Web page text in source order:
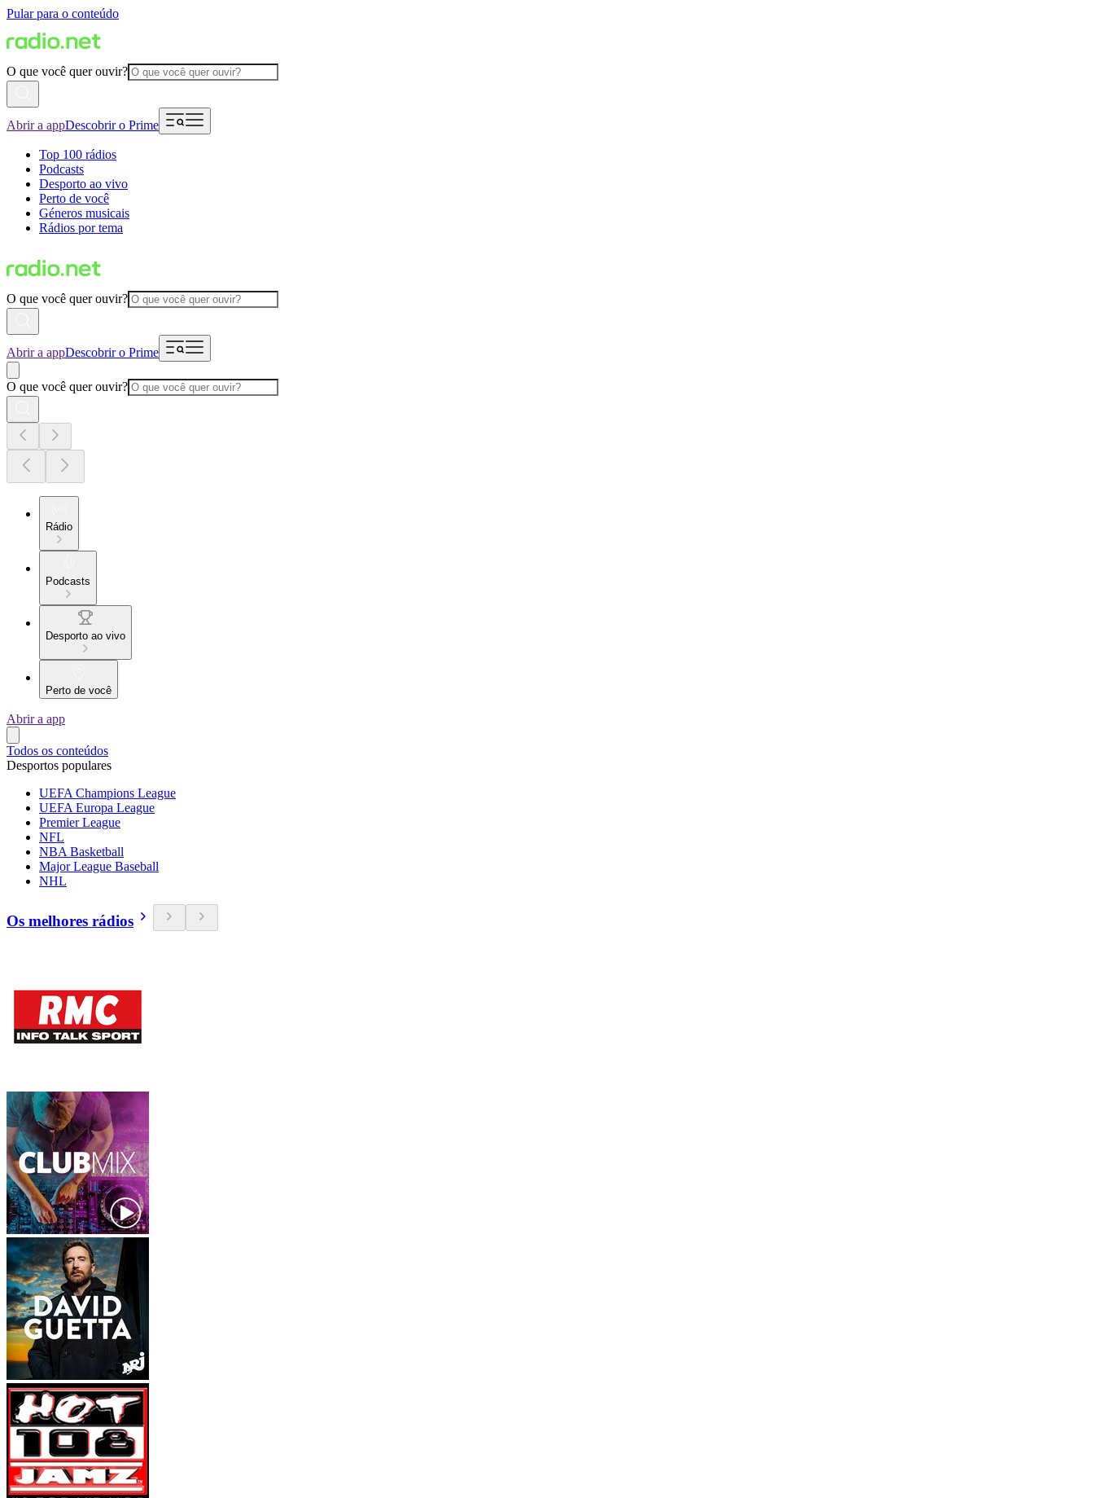
Pular para o conteúdo
O que você quer ouvir?
Abrir a appDescobrir o Prime
Top 100 rádios
Podcasts
Desporto ao vivo
Perto de você
Géneros musicais
Rádios por tema
O que você quer ouvir?
Abrir a appDescobrir o Prime
O que você quer ouvir?
Rádio
Podcasts
Desporto ao vivo
Perto de você
Abrir a app
Todos os conteúdos
Desportos populares
UEFA Champions League
UEFA Europa League
Premier League
NFL
NBA Basketball
Major League Baseball
NHL
Os melhores rádios